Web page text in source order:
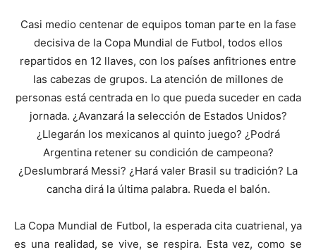
Casi medio centenar de equipos toman parte en la fase
decisiva de la Copa Mundial de Futbol, todos ellos
repartidos en 12 llaves, con los países anfitriones entre
las cabezas de grupos. La atención de millones de
personas está centrada en lo que pueda suceder en cada
jornada. ¿Avanzará la selección de Estados Unidos?
¿Llegarán los mexicanos al quinto juego? ¿Podrá
Argentina retener su condición de campeona?
¿Deslumbrará Messi? ¿Hará valer Brasil su tradición? La
cancha dirá la última palabra. Rueda el balón.
La Copa Mundial de Futbol, la esperada cita cuatrienal, ya
es una realidad, se vive, se respira. Esta vez, como se